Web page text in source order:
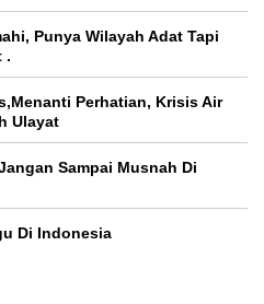
Punya Wilayah Adat Tapi
.
Perhatian, Krisis Air
Ulayat
Sampai Musnah Di
Di Indonesia